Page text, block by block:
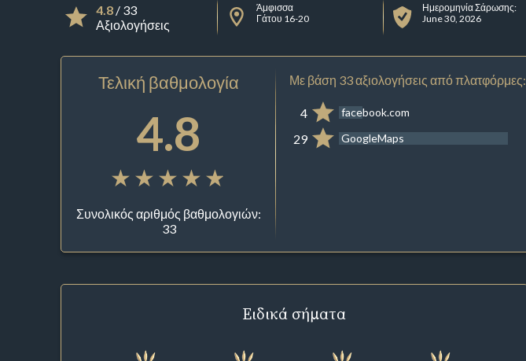
4.8/ 33
Αξιολογήσεις
Άμφισσα
Γάτου 16-20
Ημερομηνία Σάρωσης:
June 30, 2026
Τελική βαθμολογία
4.8
Συνολικός αριθμός βαθμολογιών:
33
Με βάση 33 αξιολογήσεις από πλατφόρμες:
4 facebook.com
29 GoogleMaps
Ειδικά σήματα